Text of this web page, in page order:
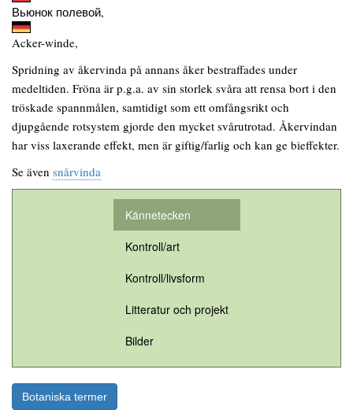
Вьюнок полевой,
Acker-winde,
Spridning av åkervinda på annans åker bestraffades under
medeltiden. Fröna är p.g.a. av sin storlek svåra att rensa bort i den
tröskade spannmålen, samtidigt som ett omfångsrikt och
djupgående rotsystem gjorde den mycket svårutrotad. Åkervindan
har viss laxerande effekt, men är giftig/farlig och kan ge bieffekter.
Se även snårvinda
Kännetecken
Kontroll/art
Kontroll/livsform
Litteratur och projekt
Bilder
Botaniska termer